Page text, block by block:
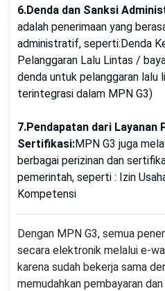
6.Denda dan Sanksi
adalah penerimaan yang
administratif, seperti:Denda
Pelanggaran Lalu Lintas /
denda untuk pelanggaran
terintegrasi dalam MPN G3)
7.Pendapatan dari Layanan
Sertifikasi:MPN G3 juga
berbagai perizinan dan
pemerintah, seperti : Izin
Kompetensi
Dengan MPN G3, semua
secara elektronik melalui e-
karena sudah bekerja sama
memudahkan pembayaran